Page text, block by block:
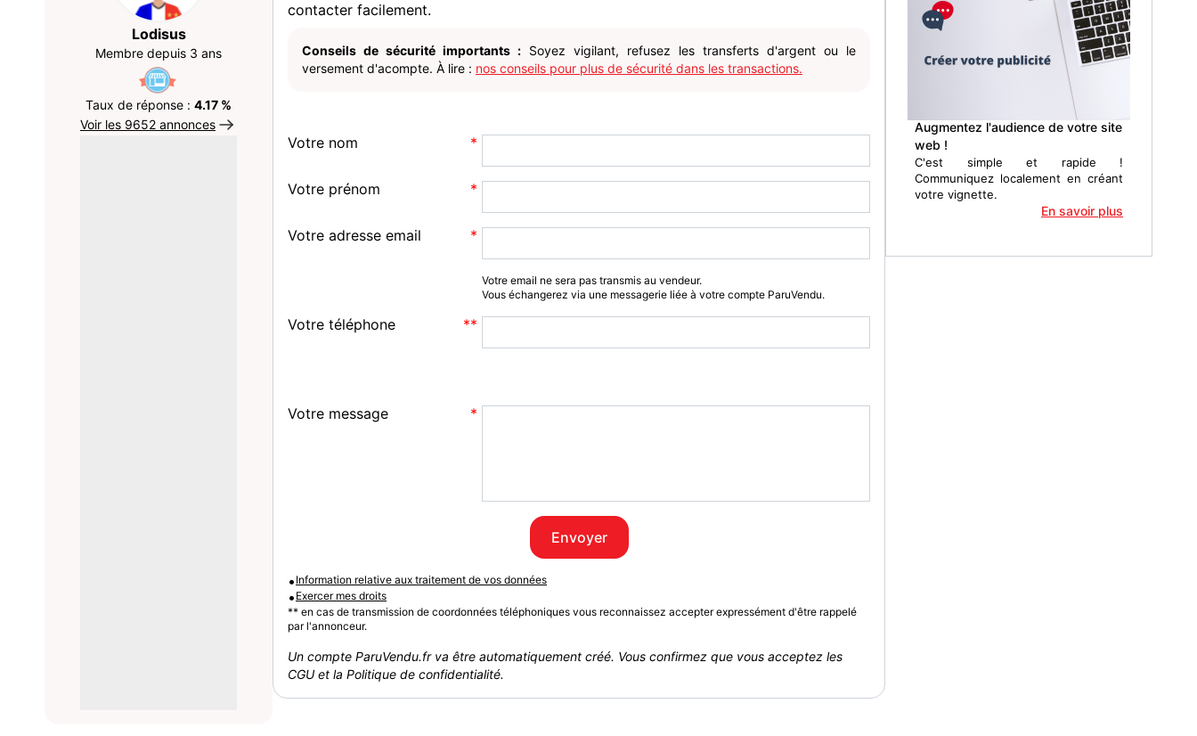
Lodisus
Membre depuis 3 ans
Taux de réponse : 4.17 %
Voir les 9652 annonces
contacter facilement.
Conseils de sécurité importants : Soyez vigilant, refusez les transferts d'argent ou le
versement d'acompte. À lire : nos conseils pour plus de sécurité dans les transactions.
Votre nom
Votre prénom
Votre adresse email
Votre email ne sera pas transmis au vendeur.
Vous échangerez via une messagerie liée à votre compte ParuVendu.
Votre téléphone
Votre message
Envoyer
• Information relative aux traitement de vos données
• Exercer mes droits
** en cas de transmission de coordonnées téléphoniques vous reconnaissez accepter expressément d'être rappelé
par l'annonceur.
Un compte ParuVendu.fr va être automatiquement créé. Vous confirmez que vous acceptez les
CGU et la Politique de confidentialité.
Augmentez l'audience de votre site
web !
C'est simple et rapide !
Communiquez localement en créant
votre vignette.
En savoir plus